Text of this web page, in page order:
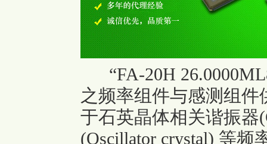
“FA-20H
之频率组件与感测组
于石英晶体相关谐振器
(Oscillator crystal) 等